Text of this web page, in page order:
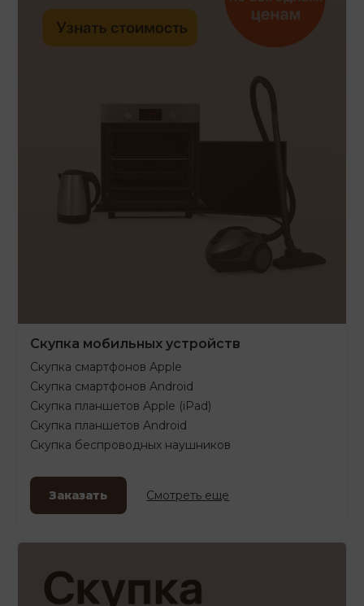
Скупка мобильных устройств
Скупка смартфонов Apple
Скупка смартфонов Android
Скупка планшетов Apple (iPad)
Скупка планшетов Android
Скупка беспроводных наушников
Заказать Смотреть еще